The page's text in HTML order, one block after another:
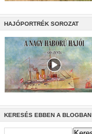
HAJÓPORTRÉK SOROZAT
KERESÉS EBBEN A BLOGBAN